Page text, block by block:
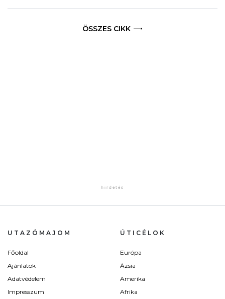
ÖSSZES CIKK
UTAZÓMAJOM
Főoldal
Ajánlatok
Adatvédelem
Impresszum
ÚTICÉLOK
Európa
Ázsia
Amerika
Afrika